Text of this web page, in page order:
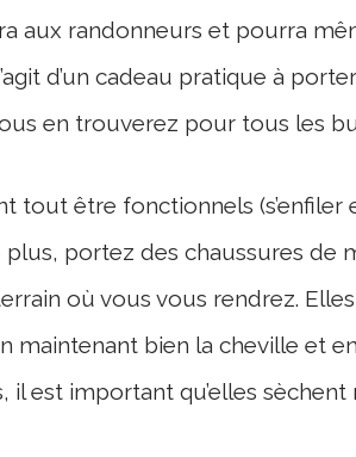
aux randonneurs et pourra
d’un cadeau pratique à
en trouverez pour tous les
tout être fonctionnels (s’enfiler
portez des chaussures de
où vous vous rendrez.
maintenant bien la cheville et
il est important qu’elles sèchent